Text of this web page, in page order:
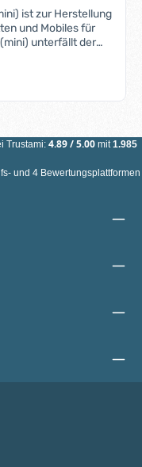
ist zur Herstellung
und Mobiles für
unterfällt der
Herz: Material:
WEGEN
FÜR KINDER UNTER
Trustami: 4.89/5.00 mit1.985
und 4 Bewertungsplattformen